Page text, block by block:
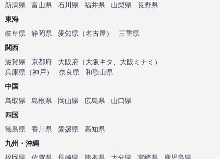
新潟県
富山県 石川県 福井県 山梨県
長野県
東海
岐阜県
静岡県 愛知県 （名古屋）
三重県
関西
滋賀県
京都府 大阪府 （大阪キタ 大阪ミナミ ）
兵庫県 （神戸） 奈良県
和歌山県
中国
鳥取県
島根県 岡山県 広島県
山口県
四国
徳島県
香川県 愛媛県
高知県
九州・沖縄
福岡県
佐賀県 長崎県 熊本県 大分県 宮崎県 鹿児島県